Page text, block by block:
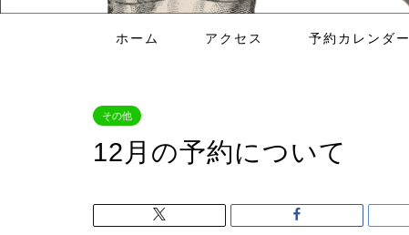
ホーム アクセス 予約カレンダー
その他
12月の予約について